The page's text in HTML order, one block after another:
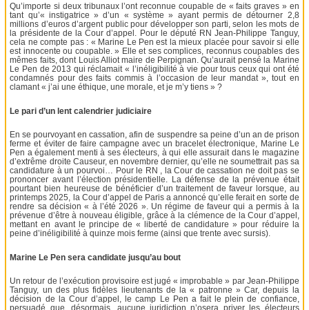
Qu’importe si deux tribunaux l’ont reconnue coupable de « faits graves » en
tant qu’« instigatrice » d’un « système » ayant permis de détourner 2,8
millions d’euros d’argent public pour développer son parti, selon les mots de
la présidente de la Cour d’appel. Pour le député RN Jean-Philippe Tanguy,
cela ne compte pas : « Marine Le Pen est la mieux placée pour savoir si elle
est innocente ou coupable. » Elle et ses complices, reconnus coupables des
mêmes faits, dont Louis Alliot maire de Perpignan. Qu’aurait pensé la Marine
Le Pen de 2013 qui réclamait « l’inéligibilité à vie pour tous ceux qui ont été
condamnés pour des faits commis à l’occasion de leur mandat », tout en
clamant « j’ai une éthique, une morale, et je m’y tiens » ?
Le pari d’un lent calendrier judiciaire
En se pourvoyant en cassation, afin de suspendre sa peine d’un an de prison
ferme et éviter de faire campagne avec un bracelet électronique, Marine Le
Pen a également menti à ses électeurs, à qui elle assurait dans le magazine
d’extrême droite Causeur, en novembre dernier, qu’elle ne soumettrait pas sa
candidature à un pourvoi… Pour le RN , la Cour de cassation ne doit pas se
prononcer avant l’élection présidentielle. La défense de la prévenue était
pourtant bien heureuse de bénéficier d’un traitement de faveur lorsque, au
printemps 2025, la Cour d’appel de Paris a annoncé qu’elle ferait en sorte de
rendre sa décision « à l’été 2026 ». Un régime de faveur qui a permis à la
prévenue d’être à nouveau éligible, grâce à la clémence de la Cour d’appel,
mettant en avant le principe de « liberté de candidature » pour réduire la
peine d’inéligibilité à quinze mois ferme (ainsi que trente avec sursis).
Marine Le Pen sera candidate jusqu’au bout
Un retour de l’exécution provisoire est jugé « improbable » par Jean-Philippe
Tanguy, un des plus fidèles lieutenants de la « patronne » Car, depuis la
décision de la Cour d’appel, le camp Le Pen a fait le plein de confiance,
persuadé que, désormais, aucune juridiction n’osera priver les électeurs